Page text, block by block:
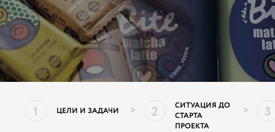
1 ЦЕЛИ И ЗАДАЧИ > 2
СИТУАЦИЯ ДО
СТАРТА
ПРОЕКТА
> 3